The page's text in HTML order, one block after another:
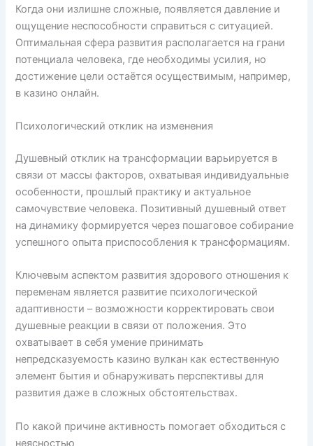
Когда они излишне сложные, появляется давление и
ощущение неспособности справиться с ситуацией.
Оптимальная сфера развития располагается на грани
потенциала человека, где необходимы усилия, но
достижение цели остаётся осуществимым, например,
в казино онлайн.
Психологический отклик на изменения
Душевный отклик на трансформации варьируется в
связи от массы факторов, охватывая индивидуальные
особенности, прошлый практику и актуальное
самочувствие человека. Позитивный душевный ответ
на динамику формируется через пошаговое собирание
успешного опыта приспособления к трансформациям.
Ключевым аспектом развития здорового отношения к
переменам является развитие психологической
адаптивности – возможности корректировать свои
душевные реакции в связи от положения. Это
охватывает в себя умение принимать
непредсказуемость казино вулкан как естественную
элемент бытия и обнаруживать перспективы для
развития даже в сложных обстоятельствах.
По какой причине активность помогает обходиться с
неясностью